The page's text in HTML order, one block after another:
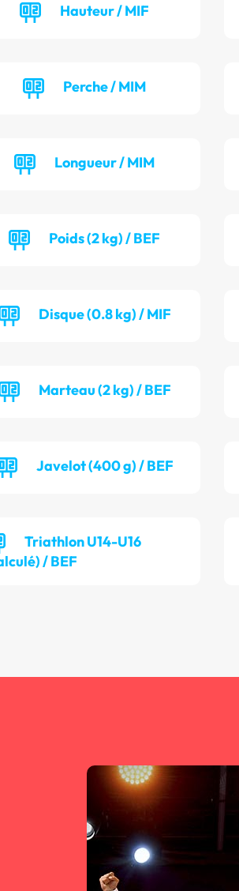
Hauteur / MIF
Perche / MIM
Longueur / MIM
Poids (2 kg) / BEF
Disque (0.8 kg) / MIF
Marteau (2 kg) / BEF
Javelot (400 g) / BEF
Triathlon U14-U16
/ BEF